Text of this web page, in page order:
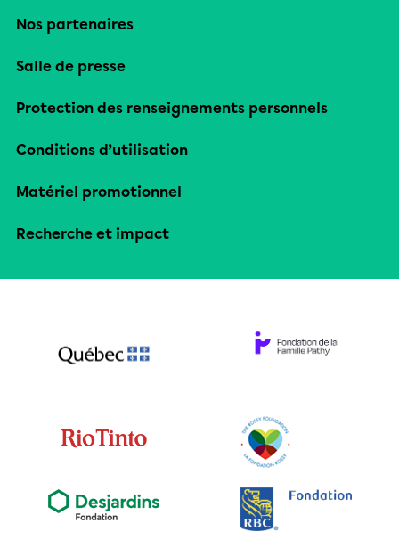
Nos partenaires
Salle de presse
Protection des renseignements personnels
Conditions d’utilisation
Matériel promotionnel
Recherche et impact